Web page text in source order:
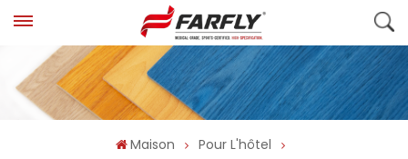
Maison
Pour L'hôtel